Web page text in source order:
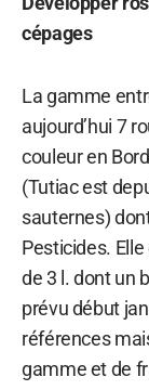
cépages
La gamme
aujourd’hui 7
couleur en
(Tutiac est
sauternes)
Pesticides.
de 3 l. dont un
prévu début
références
gamme et de